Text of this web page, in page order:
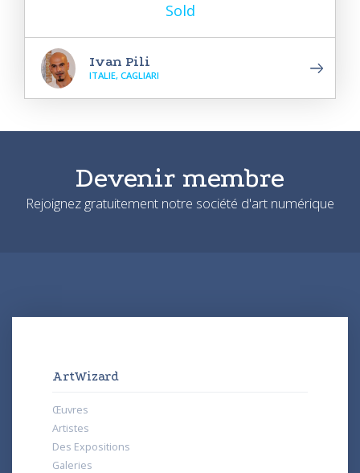
Sold
Ivan Pili
ITALIE, CAGLIARI
Devenir membre
Rejoignez gratuitement notre société d'art numérique
ArtWizard
Œuvres
Artistes
Des Expositions
Galeries